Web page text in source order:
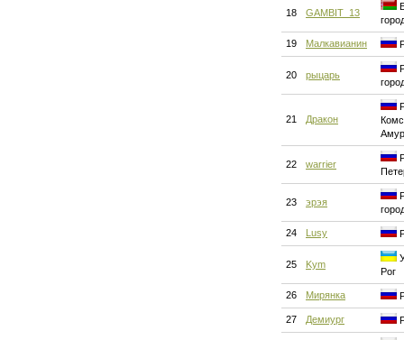
18 GAMBIT_13
19 Малкавианин
20 рыцарь
21 Дракон
22 warrier
23 эрэя
24 Lusy
25 Kym
Рог
26 Мирянка
27 Демиург